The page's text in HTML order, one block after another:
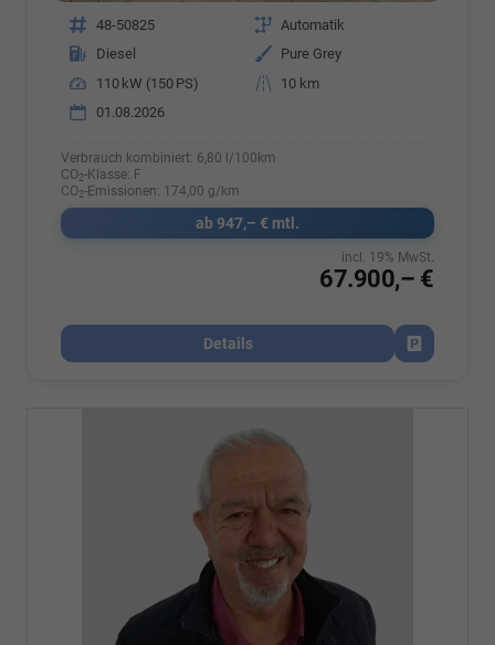
Fahrzeugnr. 48-50825 Getriebe Automatik
Kraftstoff
Diesel Außenfarbe
Pure Grey
Leistung
110 kW (150 PS) Kilometerstand
10 km
01.08.2026
Verbrauch kombiniert: 6,80 l/100km
CO2-Klasse: F
CO2-Emissionen: 174,00 g/km
ab 947,– € mtl.
67.900,– €
incl. 19% MwSt.
Details
Fahrzeug